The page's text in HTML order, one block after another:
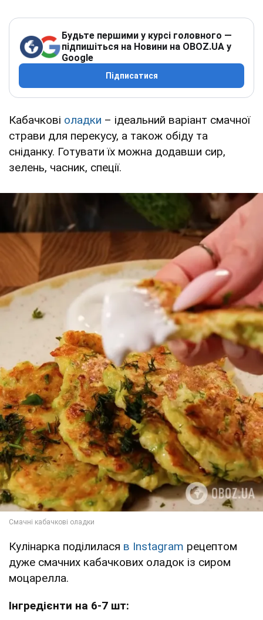
Будьте першими у курсі головного —
підпишіться на Новини на OBOZ.UA у
Google
Підписатися
Кабачкові оладки – ідеальний варіант смачної
страви для перекусу, а також обіду та
сніданку. Готувати їх можна додавши сир,
зелень, часник, спеції.
Кулінарка поділилася в Instagram рецептом
дуже смачних кабачкових оладок із сиром
моцарелла.
Інгредієнти на 6-7 шт: